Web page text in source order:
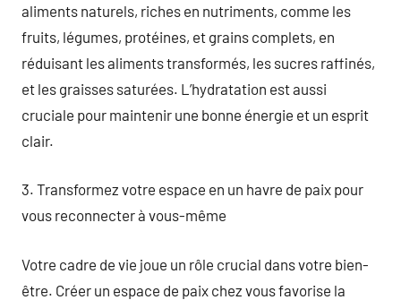
aliments naturels, riches en nutriments, comme les
fruits, légumes, protéines, et grains complets, en
réduisant les aliments transformés, les sucres raffinés,
et les graisses saturées. L’hydratation est aussi
cruciale pour maintenir une bonne énergie et un esprit
clair.
3. Transformez votre espace en un havre de paix pour
vous reconnecter à vous-même
Votre cadre de vie joue un rôle crucial dans votre bien-
être. Créer un espace de paix chez vous favorise la